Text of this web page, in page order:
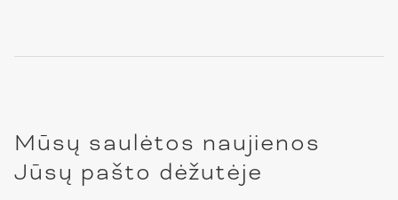
Mūsų saulėtos naujienos
Jūsų pašto dėžutėje